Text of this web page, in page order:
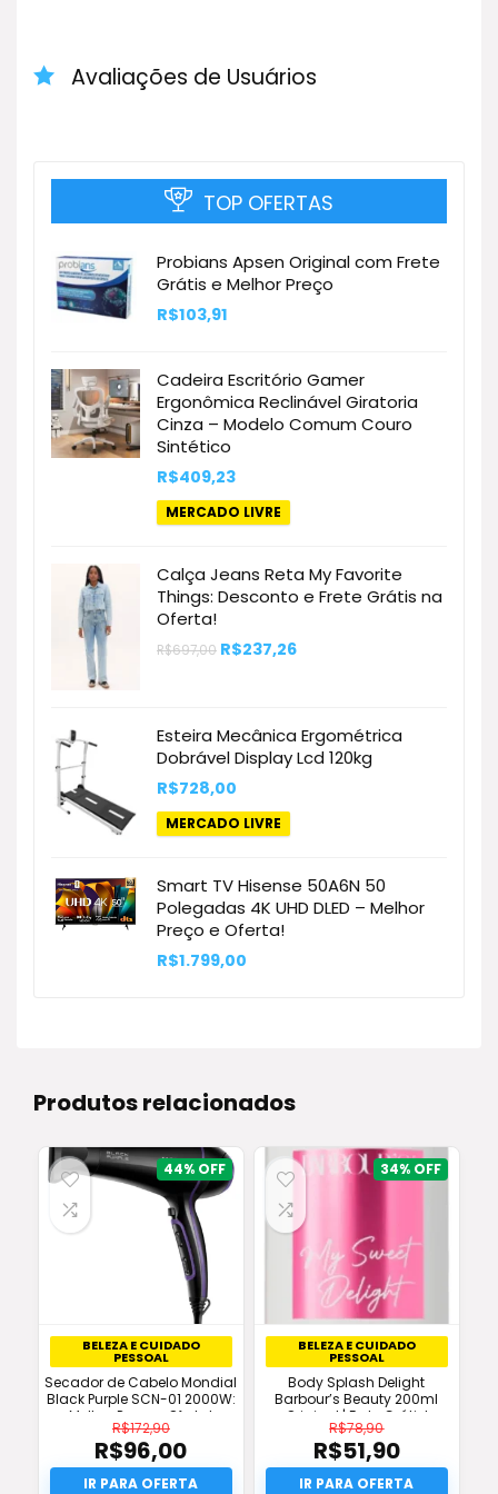
Avaliações de Usuários
TOP OFERTAS
Probians Apsen Original com Frete
Grátis e Melhor Preço
R$103,91
Cadeira Escritório Gamer
Ergonômica Reclinável Giratoria
Cinza – Modelo Comum Couro
Sintético
R$409,23
MERCADO LIVRE
Calça Jeans Reta My Favorite
Things: Desconto e Frete Grátis na
Oferta!
R$697,00 O
R$237,26O
Esteira Mecânica Ergométrica
Dobrável Display Lcd 120kg
R$728,00
MERCADO LIVRE
Smart TV Hisense 50A6N 50
Polegadas 4K UHD DLED – Melhor
Preço e Oferta!
R$1.799,00
Produtos relacionados
44%
BELEZA E CUIDADO
PESSOAL
Secador de Cabelo Mondial
Black Purple SCN-01 2000W:
Melhor Preço e Oferta!
R$172,90
O
preço
R$96,00
O
34%
BELEZA E CUIDADO
PESSOAL
Body Splash Delight
Barbour’s Beauty 200ml
Original | Frete Grátis!
R$78,90
O
preço
R$51,90
O